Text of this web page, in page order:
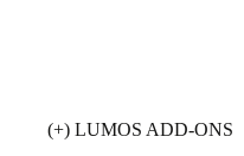
(+) LUMOS ADD-ONS